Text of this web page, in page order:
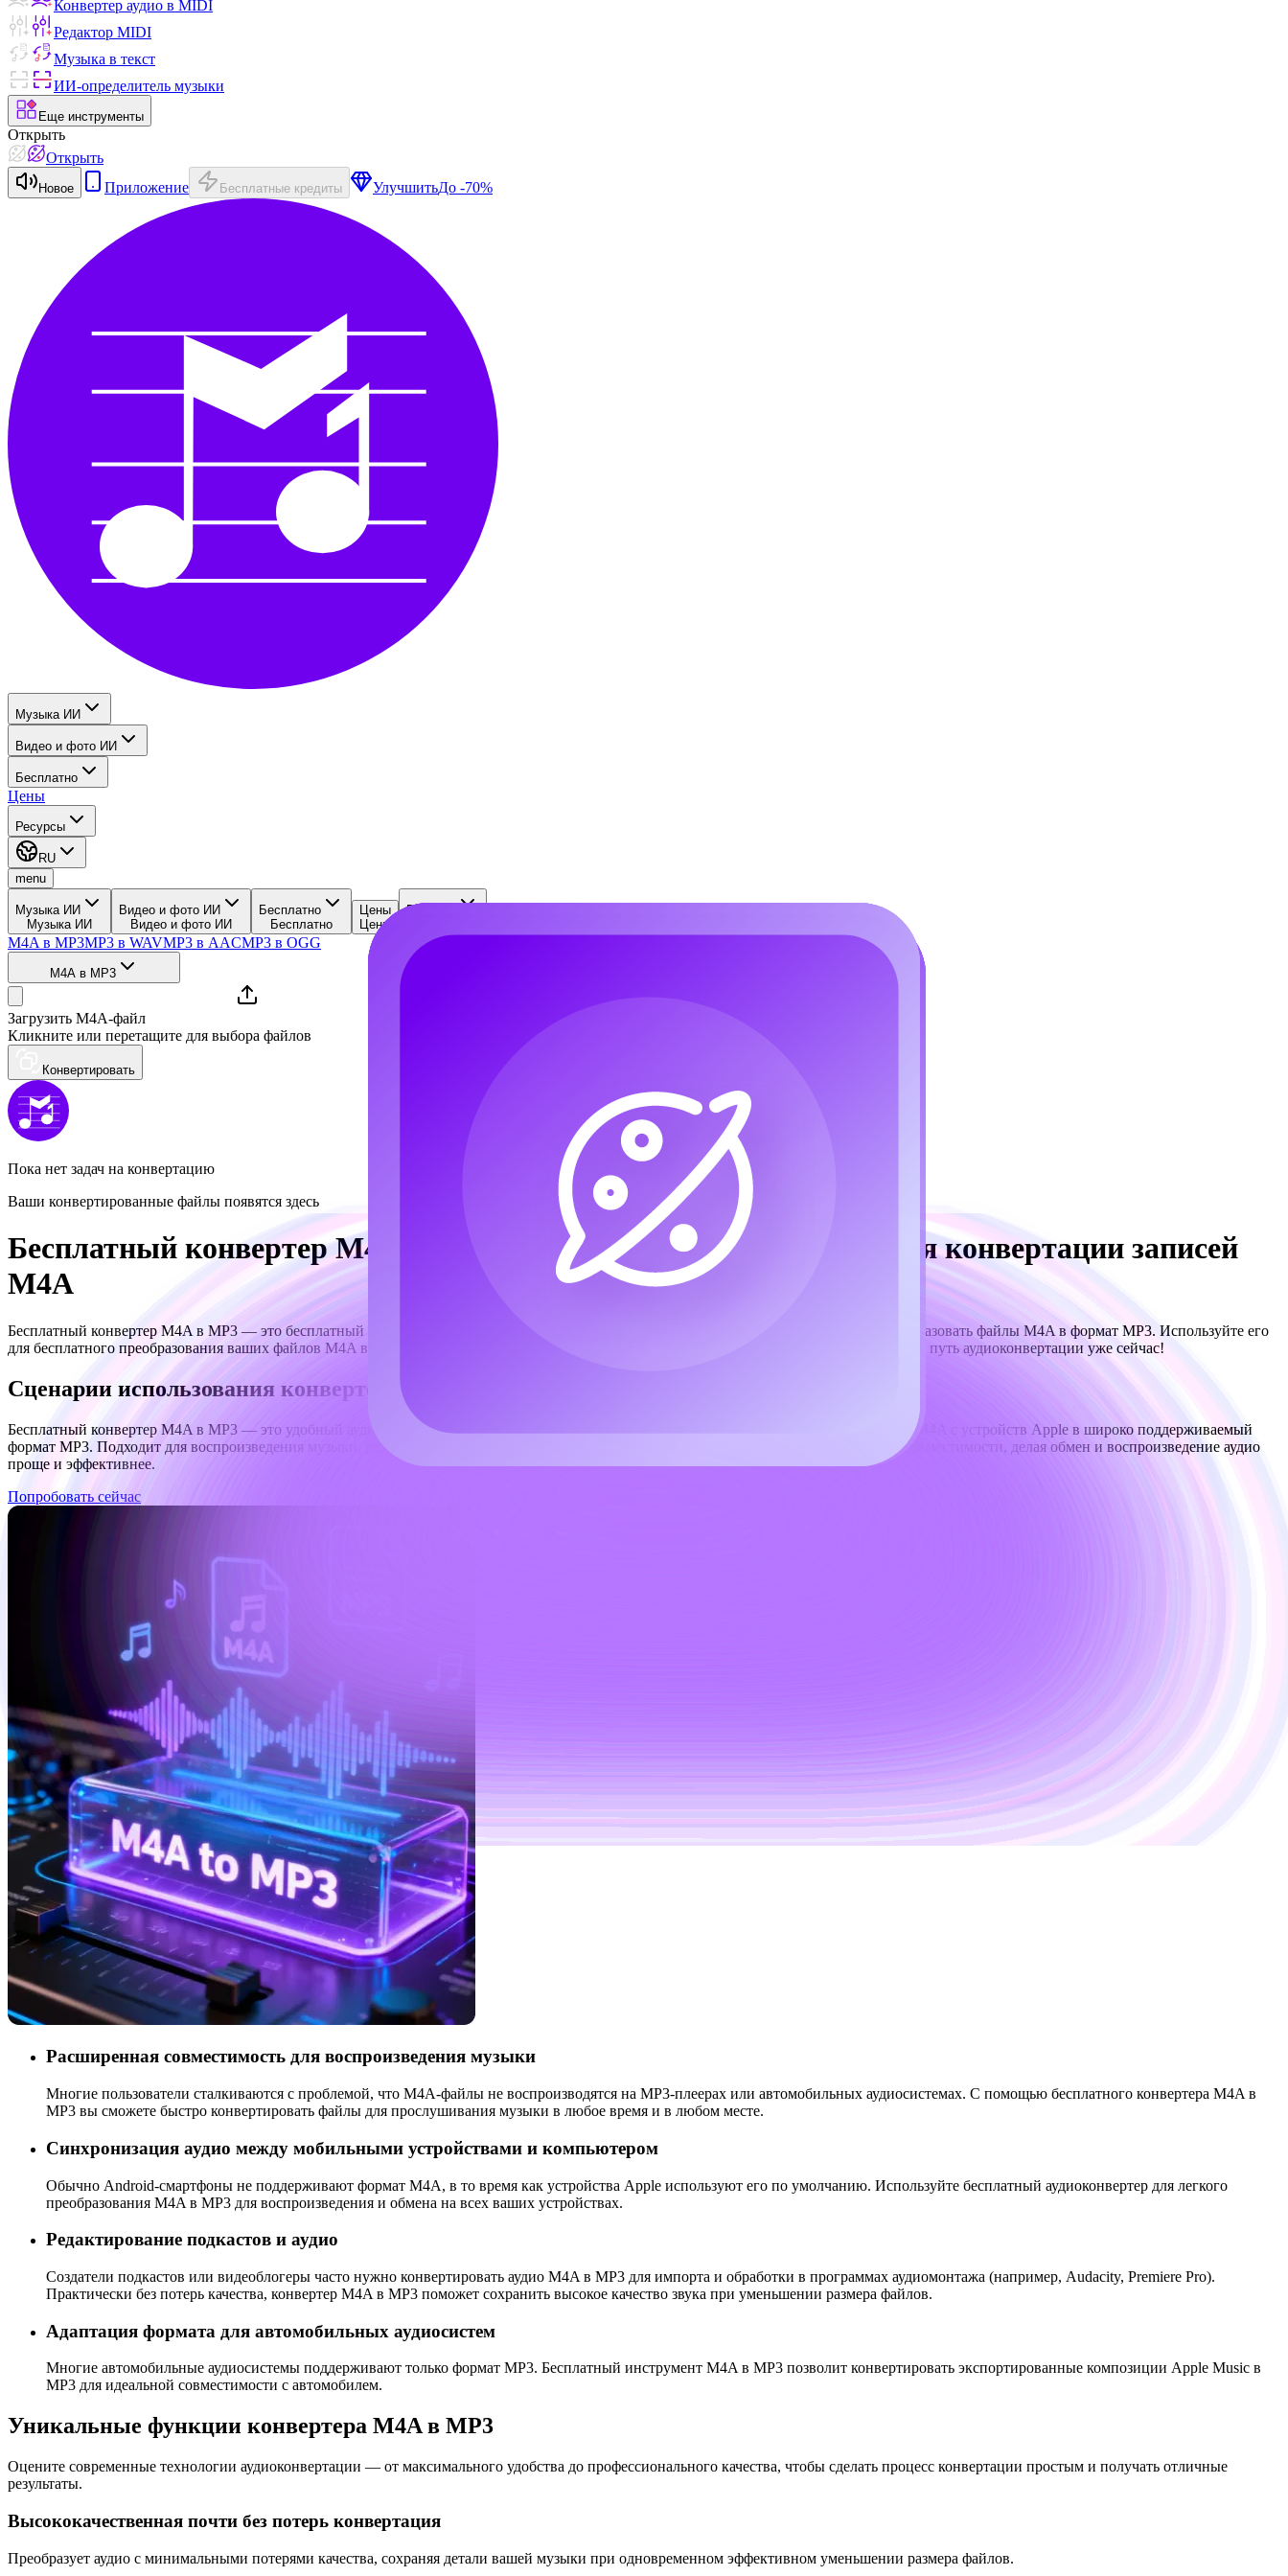
Конвертер аудио в MIDI
Редактор MIDI
Музыка в текст
ИИ-определитель музыки
Еще инструменты
Открыть
Открыть
Новое Приложение Бесплатные кредиты УлучшитьДо -70%
Музыка ИИ
Видео и фото ИИ
Бесплатно
Цены
Ресурсы
RU
menu
Музыка ИИ
Музыка ИИ
Видео и фото ИИ
Видео и фото ИИ
Бесплатно
Бесплатно
Цены
Цены
Ресурсы
M4A в MP3MP3 в WAVMP3 в AACMP3 в OGG
M4A в MP3
Загрузить M4A-файл
Кликните или перетащите для выбора файлов
Конвертировать
Пока нет задач на конвертацию
Ваши конвертированные файлы появятся здесь
Бесплатный конвертер M4A в MP3 — Бесплатный инструмент для конвертации записей
M4A
Бесплатный конвертер M4A в MP3 — это бесплатный инструмент для конвертации аудиофайлов записей, который позволяет легко преобразовать файлы M4A в формат MP3. Используйте его
для бесплатного преобразования ваших файлов M4A в формат MP3, чтобы свободно слушать музыку на любом устройстве — начните ваш путь аудиоконвертации уже сейчас!
Сценарии использования конвертера M4A в MP3
Бесплатный конвертер M4A в MP3 — это удобный аудиоинструмент, помогающий пользователям легко конвертировать обычные файлы M4A с устройств Apple в широко поддерживаемый
формат MP3. Подходит для воспроизведения музыки, редактирования подкастов, автомобильного аудио и многоформатных сценариев совместимости, делая обмен и воспроизведение аудио
проще и эффективнее.
Попробовать сейчас
Расширенная совместимость для воспроизведения музыки
Многие пользователи сталкиваются с проблемой, что M4A-файлы не воспроизводятся на MP3-плеерах или автомобильных аудиосистемах. С помощью бесплатного конвертера M4A в
MP3 вы сможете быстро конвертировать файлы для прослушивания музыки в любое время и в любом месте.
Синхронизация аудио между мобильными устройствами и компьютером
Обычно Android-смартфоны не поддерживают формат M4A, в то время как устройства Apple используют его по умолчанию. Используйте бесплатный аудиоконвертер для легкого
преобразования M4A в MP3 для воспроизведения и обмена на всех ваших устройствах.
Редактирование подкастов и аудио
Создатели подкастов или видеоблогеры часто нужно конвертировать аудио M4A в MP3 для импорта и обработки в программах аудиомонтажа (например, Audacity, Premiere Pro).
Практически без потерь качества, конвертер M4A в MP3 поможет сохранить высокое качество звука при уменьшении размера файлов.
Адаптация формата для автомобильных аудиосистем
Многие автомобильные аудиосистемы поддерживают только формат MP3. Бесплатный инструмент M4A в MP3 позволит конвертировать экспортированные композиции Apple Music в
MP3 для идеальной совместимости с автомобилем.
Уникальные функции конвертера M4A в MP3
Оцените современные технологии аудиоконвертации — от максимального удобства до профессионального качества, чтобы сделать процесс конвертации простым и получать отличные
результаты.
Высококачественная почти без потерь конвертация
Преобразует аудио с минимальными потерями качества, сохраняя детали вашей музыки при одновременном эффективном уменьшении размера файлов.